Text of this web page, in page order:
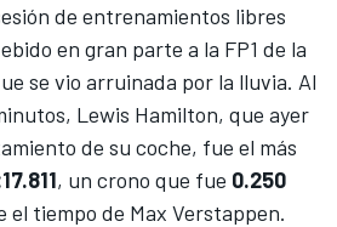
de entrenamientos libres
en gran parte a la FP1 de la
se vio arruinada por la lluvia. Al
Lewis Hamilton, que ayer
de su coche, fue el más
, un crono que fue 0.250
el tiempo de Max Verstappen.